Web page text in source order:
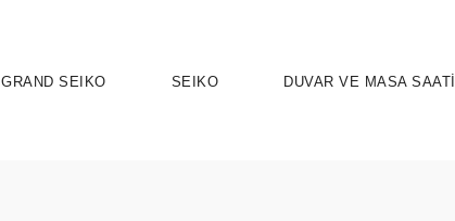
GRAND SEIKO SEIKO DUVAR VE MASA SAATİ